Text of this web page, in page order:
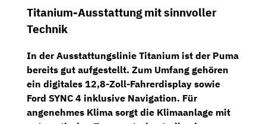
Titanium-Ausstattung mit sinnvoller
Technik
In der Ausstattungslinie Titanium ist der Puma
bereits gut aufgestellt. Zum Umfang gehören
ein digitales 12,8-Zoll-Fahrerdisplay sowie
Ford SYNC 4 inklusive Navigation. Für
angenehmes Klima sorgt die Klimaanlage mit